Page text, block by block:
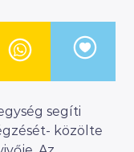
segíti
közölte